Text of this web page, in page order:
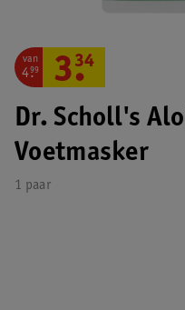
Dr. Scholl's
Voetmasker
1 paar
van
4.
99 3.
34